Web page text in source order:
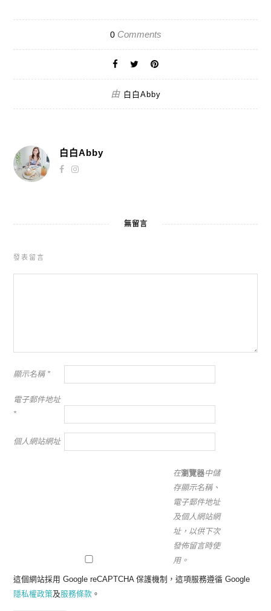
0Comments
由 白白Abby
白白Abby
無留言
發表留言
顯示名稱 *
電子郵件地址
*
個人網站網址
在瀏覽器中儲
存顯示名稱、
電子郵件地址
及個人網站網
址，以供下次
發佈留言時使
用。
這個網站採用 Google reCAPTCHA 保護機制，這項服務遵循 Google
隱私權政策及服務條款 。